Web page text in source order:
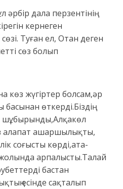
әрбір дала перзентінің
кернеген
Туған ел, Отан деген
сөз болып
көз жүгіртер болсам,әр
өткерді.Біздің
шұбырынды,Алқакөл
алапат ашаршылықты,
соғысты көрді,ата-
арпалысты.Талай
бастан
есінде сақталып